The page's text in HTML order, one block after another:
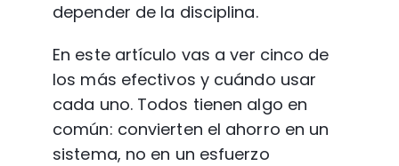
depender de la disciplina.
En este artículo vas a ver cinco de
los más efectivos y cuándo usar
cada uno. Todos tienen algo en
común: convierten el ahorro en un
sistema, no en un esfuerzo